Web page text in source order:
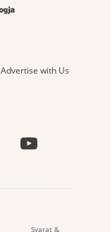
Advertise with Us
Syarat &